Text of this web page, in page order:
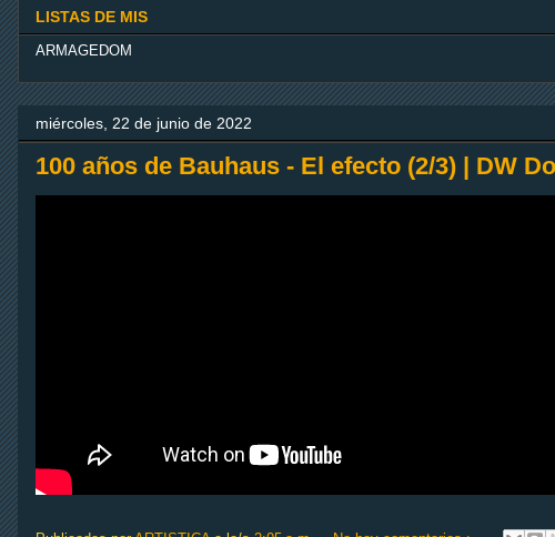
30. Mix Track 30 - DJ Edition
32. Mix Track 32 - DJ Edition
33. Mix Track 33 - DJ Edition
38. Mix Track 38 - DJ Edition
LISTAS DE MIS
ARMAGEDOM
miércoles, 22 de junio de 2022
100 años de Bauhaus - El efecto (2/3) | DW